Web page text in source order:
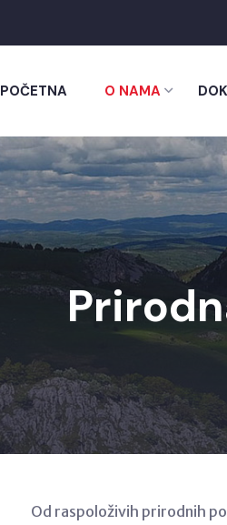
POČETNA O NAMA
Od raspoloživih prirodnih